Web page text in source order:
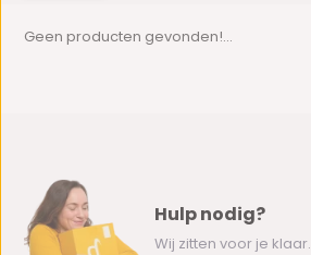
Geen producten gevonden!...
Hulp nodig?
Wij zitten voor je klaar.